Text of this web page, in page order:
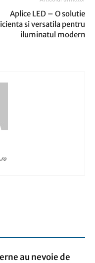
Aplice LED – O solutie
si versatila pentru
iluminatul modern
au nevoie de